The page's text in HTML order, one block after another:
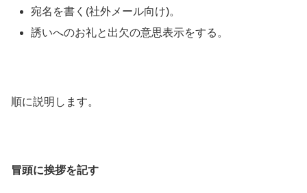
宛名を書く(社外メール向け)。
誘いへのお礼と出欠の意思表示をする。
順に説明します。
冒頭に挨拶を記す